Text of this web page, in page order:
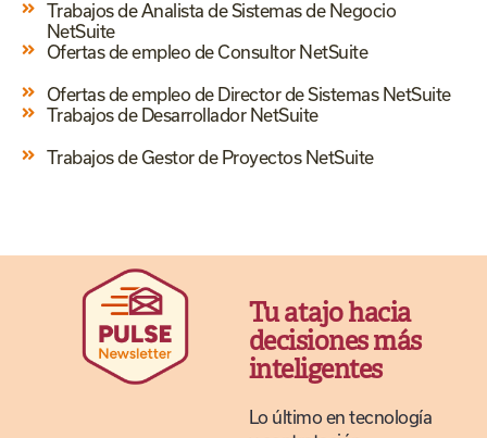
Trabajos de Analista de Sistemas de Negocio
NetSuite
Ofertas de empleo de Consultor NetSuite
Ofertas de empleo de Director de Sistemas NetSuite
Trabajos de Desarrollador NetSuite
Trabajos de Gestor de Proyectos NetSuite
Tu atajo hacia
decisiones más
inteligentes
Lo último en tecnología